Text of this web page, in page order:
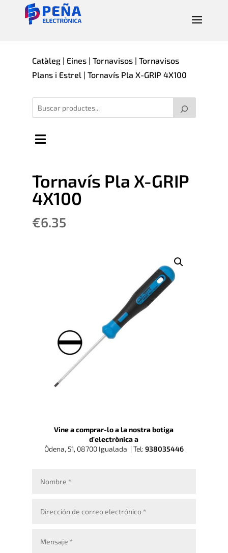
Catàleg| Eines| Tornavisos| Tornavisos
Plans i Estrel| Tornavís Pla X-GRIP 4X100
Tornavís Pla X-GRIP
4X100
€6.35
Vine a comprar-lo a la nostra botiga
d’electrònica a
Òdena, 51, 08700 Igualada | Tel: 938035446